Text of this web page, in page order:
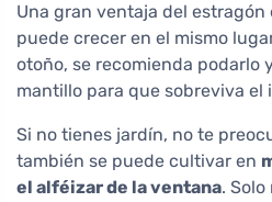
Una gran ventaja del estragón
puede crecer en el mismo
otoño, se recomienda podarlo
mantillo para que sobreviva el
Si no tienes jardín, no te
también se puede cultivar en
el alféizar de la ventana.